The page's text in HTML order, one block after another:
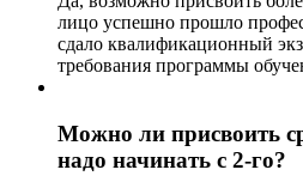
лицо успешно прошло
сдало квалификационный
требования программы
Можно ли присвоить
надо начинать с 2-го?